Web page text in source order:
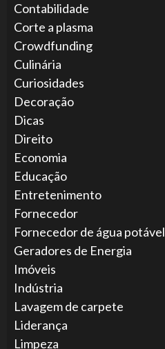
Contabilidade
Corte a plasma
Crowdfunding
Culinária
Curiosidades
Decoração
Dicas
Direito
Economia
Educação
Entretenimento
Fornecedor
Fornecedor de água potável
Geradores de Energia
Imóveis
Indústria
Lavagem de carpete
Liderança
Limpeza